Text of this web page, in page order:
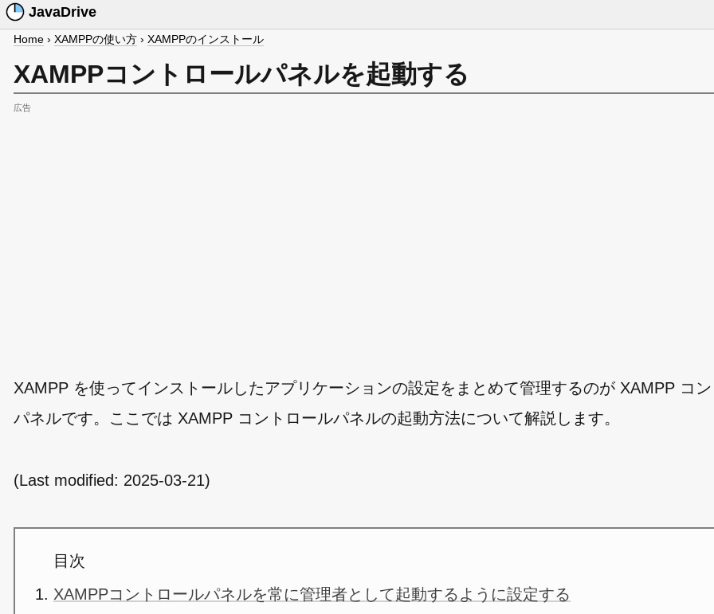
JavaDrive
Home › XAMPPの使い方 › XAMPPのインストール
XAMPPコントロールパネルを起動する
広告
XAMPP を使ってインストールしたアプリケーションの設定をまとめて管理するのが XAMPP コ
パネルです。ここでは XAMPP コントロールパネルの起動方法について解説します。
(Last modified: 2025-03-21)
目次
XAMPPコントロールパネルを常に管理者として起動するように設定する